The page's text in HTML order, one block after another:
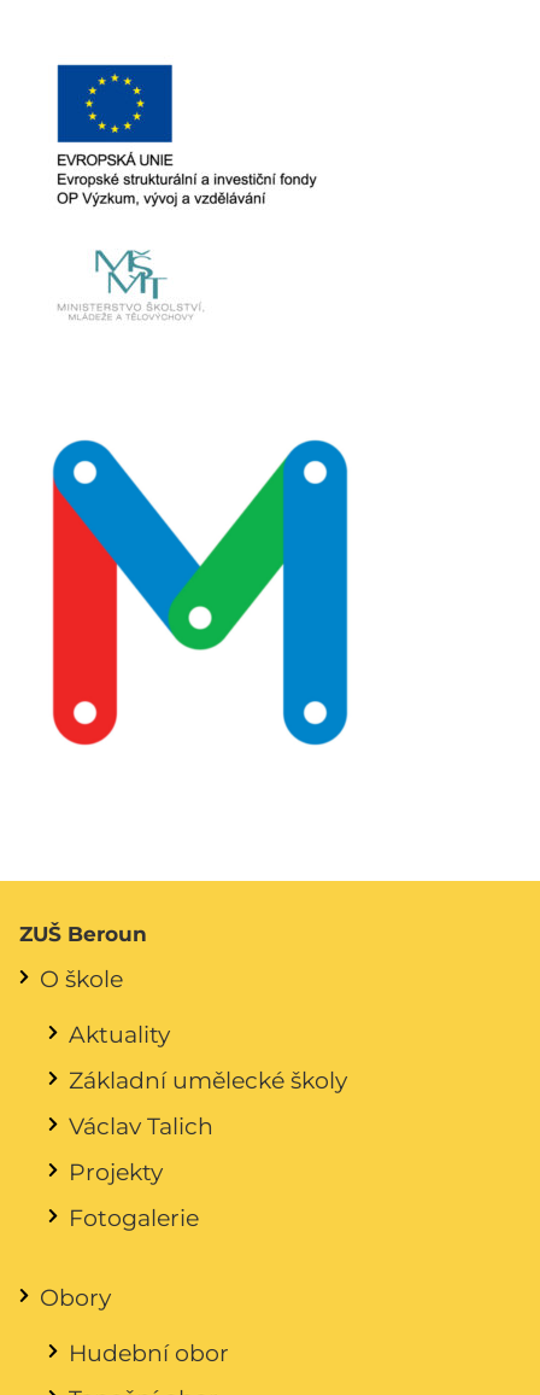
ZUŠ Beroun
O škole
Aktuality
Základní umělecké školy
Václav Talich
Projekty
Fotogalerie
Obory
Hudební obor